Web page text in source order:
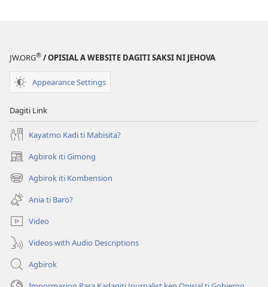
JW.ORG® / OPISIAL A WEBSITE DAGITI SAKSI NI JEHOVA
Appearance Settings
Dagiti Link
Kayatmo Kadi ti Mabisita?
Agbirok iti Gimong
(manglukat
iti
baro
window)
Agbirok iti Kombension
(manglukat
iti
baro
a
window)
Ania ti Baro?
Video
Videos with Audio Descriptions
Agbirok